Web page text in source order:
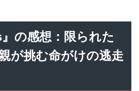
』の感想：限られた
が挑む命がけの逃走